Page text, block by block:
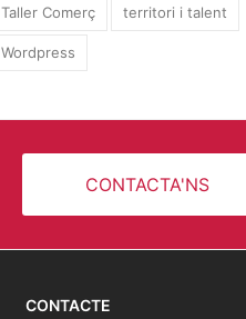
Taller Comerç territori i talent
Wordpress
CONTACTA'NS
CONTACTE